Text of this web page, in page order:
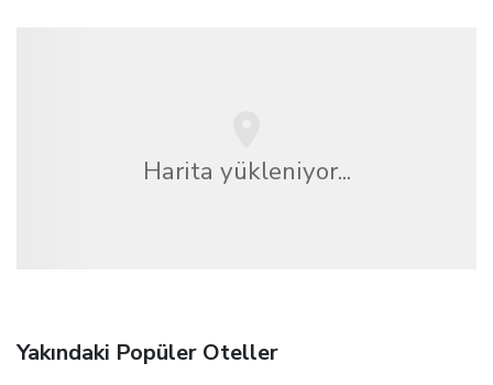
Harita yükleniyor...
Yakındaki Popüler Oteller